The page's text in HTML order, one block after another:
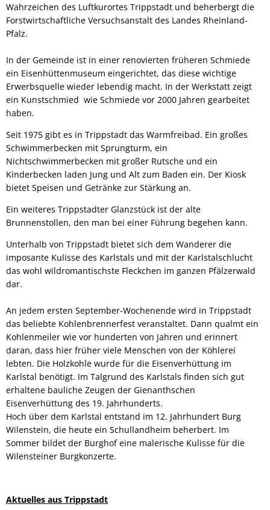
Wahrzeichen des Luftkurortes Trippstadt und beherbergt die
Forstwirtschaftliche Versuchsanstalt des Landes Rheinland-
Pfalz.
In der Gemeinde ist in einer renovierten früheren Schmiede
ein Eisenhüttenmuseum eingerichtet, das diese wichtige
Erwerbsquelle wieder lebendig macht. In der Werkstatt zeigt
ein Kunstschmied wie Schmiede vor 2000 Jahren gearbeitet
haben.
Seit 1975 gibt es in Trippstadt das Warmfreibad. Ein großes
Schwimmerbecken mit Sprungturm, ein
Nichtschwimmerbecken mit großer Rutsche und ein
Kinderbecken laden Jung und Alt zum Baden ein. Der Kiosk
bietet Speisen und Getränke zur Stärkung an.
Ein weiteres Trippstadter Glanzstück ist der alte
Brunnenstollen, den man bei einer Führung begehen kann.
Unterhalb von Trippstadt bietet sich dem Wanderer die
imposante Kulisse des Karlstals und mit der Karlstalschlucht
das wohl wildromantischste Fleckchen im ganzen Pfälzerwald
dar.
An jedem ersten September-Wochenende wird in Trippstadt
das beliebte Kohlenbrennerfest veranstaltet. Dann qualmt ein
Kohlenmeiler wie vor hunderten von Jahren und erinnert
daran, dass hier früher viele Menschen von der Köhlerei
lebten. Die Holzkohle wurde für die Eisenverhüttung im
Karlstal benötigt. Im Talgrund des Karlstals finden sich gut
erhaltene bauliche Zeugen der Gienanthschen
Eisenverhüttung des 19. Jahrhunderts.
Hoch über dem Karlstal entstand im 12. Jahrhundert Burg
Wilenstein, die heute ein Schullandheim beherbert. Im
Sommer bildet der Burghof eine malerische Kulisse für die
Wilensteiner Burgkonzerte.
Aktuelles aus Trippstadt